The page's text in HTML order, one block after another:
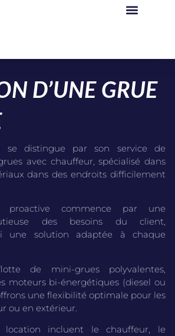
D’UNE GRUE
se distingue par son service de
avec chauffeur, spécialisé dans
dans des endroits difficilement
proactive commence par une
des besoins du client,
une solution adaptée à chaque
de mini-grues polyvalentes,
moteurs bi-énergétiques (diesel ou
une flexibilité optimale pour les
ou en extérieur.
location incluent le chauffeur, le